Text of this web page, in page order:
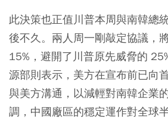
此決策也正值川普本周與南韓總
後不久。兩人周一剛敲定協議，
15%，避開了川普原先威脅的
源部則表示，美方在宣布前已向
與美方溝通，以減輕對南韓企業
調，中國廠區的穩定運作對全球